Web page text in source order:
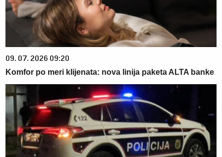
09. 07. 2026 09:20
Komfor po meri klijenata: nova linija paketa ALTA banke